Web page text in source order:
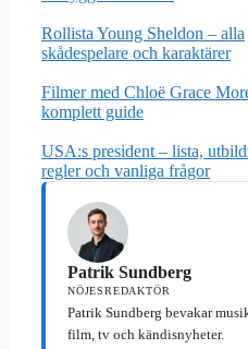
Rollista Young Sheldon – alla
skådespelare och karaktärer
Filmer med Chloë Grace
komplett guide
USA:s president – lista,
regler och vanliga frågor
Patrik Sundberg
NÖJESREDAKTÖR
Patrik Sundberg bevakar
film, tv och kändisnyheter.